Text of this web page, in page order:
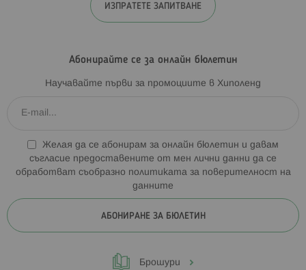
ИЗПРАТЕТЕ ЗАПИТВАНЕ
Абонирайте се за онлайн бюлетин
Научавайте първи за промоциите в Хиполенд
Желая да се абонирам за онлайн бюлетин и давам
съгласие предоставените от мен лични данни да се
обработват съобразно политиката за поверителност на
данните
АБОНИРАНЕ ЗА БЮЛЕТИН
Брошури